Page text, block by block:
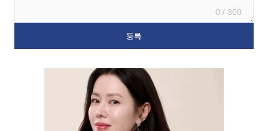
0 / 300